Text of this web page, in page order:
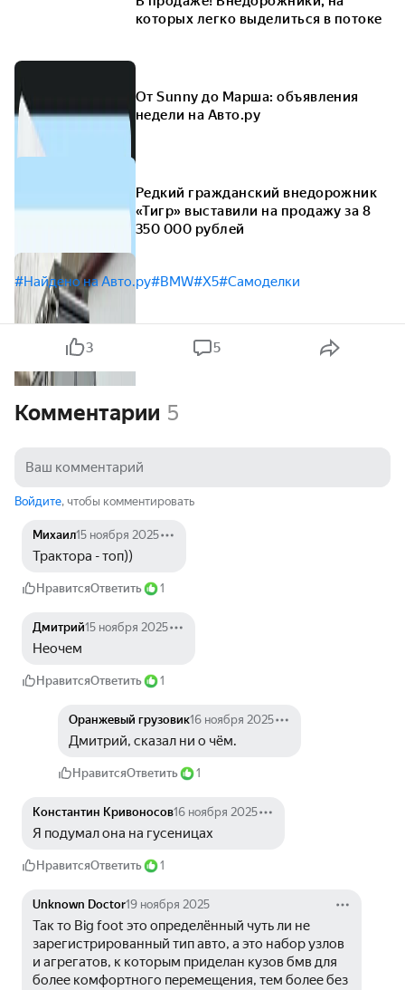
которых легко выделиться в потоке
От Sunny до Марша: объявления
недели на Авто.ру
Редкий гражданский внедорожник
«Тигр» выставили на продажу за 8
350 000 рублей
#Найдено на Авто.ру#BMW#X5#Самоделки
3 5
Комментарии 5
Войдите, чтобы комментировать
Михаил15 ноября 2025
Трактора - топ))
НравитсяОтветить 1
Дмитрий15 ноября 2025
Неочем
НравитсяОтветить 1
Оранжевый грузовик16 ноября 2025
Дмитрий, сказал ни о чём.
НравитсяОтветить 1
Константин Кривоносов16 ноября 2025
Я подумал она на гусеницах
НравитсяОтветить 1
Unknown Doctor19 ноября 2025
Так то Big foot это определённый чуть ли не
зарегистрированный тип авто, а это набор узлов
и агрегатов, к которым приделан кузов бмв для
более комфортного перемещения, тем более без